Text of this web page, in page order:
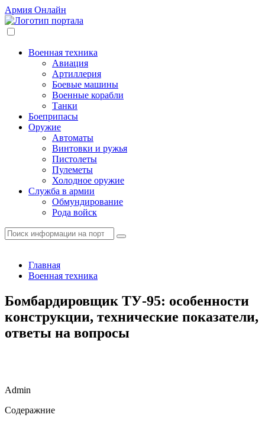
Армия Онлайн
Военная техника
Авиация
Артиллерия
Боевые машины
Военные корабли
Танки
Боеприпасы
Оружие
Автоматы
Винтовки и ружья
Пистолеты
Пулеметы
Холодное оружие
Служба в армии
Обмундирование
Рода войск
Главная
Военная техника
Бомбардировщик ТУ-95: особенности
конструкции, технические показатели,
ответы на вопросы
Admin
Содеражние